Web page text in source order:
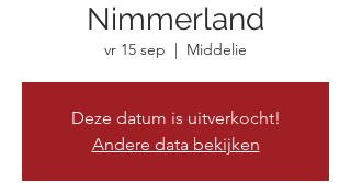
Nimmerland
vr 15 sep
  |
Middelie
Deze datum is uitverkocht!
Andere data bekijken